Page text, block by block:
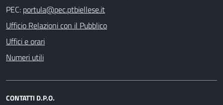
PEC:
Ufficio Relazioni con il Pubblico
Uffici e orari
Numeri utili
CONTATTI D.P.O.